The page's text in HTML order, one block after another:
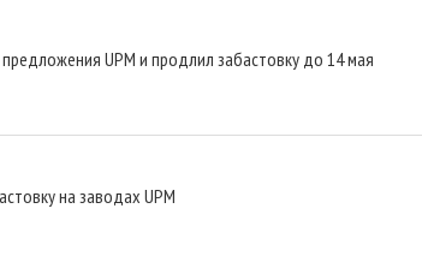
UPM и продлил забастовку до 14 мая
на заводах UPM